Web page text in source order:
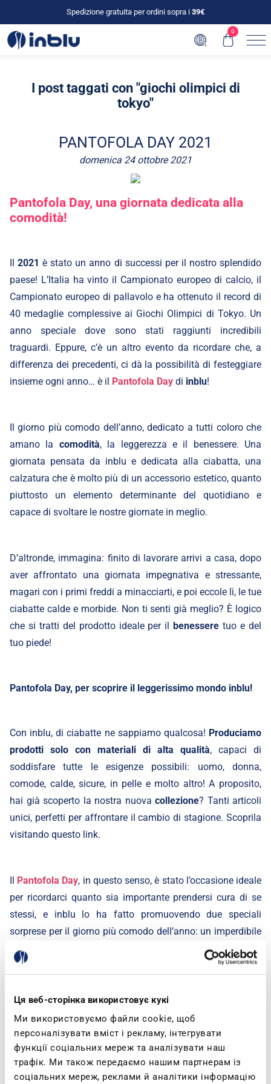
Ця веб-сторінка використовує кукі
Ми використовуємо файли cookie, щоб
персоналізувати вміст і рекламу, інтегрувати
функції соціальних мереж та аналізувати наш
трафік. Ми також передаємо нашим партнерам із
соціальних мереж, реклами й аналітики інформацію
Spedizione gratuita per ordini sopra i 39€
0
I post taggati con "giochi olimpici di
tokyo"
PANTOFOLA DAY 2021
domenica 24 ottobre 2021
Pantofola Day, una giornata dedicata alla
comodità!
Il2021 è stato un anno di successi per il nostro splendido
paese! L’Italia ha vinto il Campionato europeo di calcio, il
Campionato europeo di pallavolo e ha ottenuto il record di
40 medaglie complessive ai Giochi Olimpici di Tokyo. Un
anno speciale dove sono stati raggiunti incredibili
traguardi. Eppure, c’è un altro evento da ricordare che, a
differenza dei precedenti, ci dà la possibilità di festeggiare
insieme ogni anno… è il Pantofola Day di inblu!
Il giorno più comodo dell’anno, dedicato a tutti coloro che
amano la comodità, la leggerezza e il benessere. Una
giornata pensata da inblu e dedicata alla ciabatta, una
calzatura che è molto più di un accessorio estetico, quanto
piuttosto un elemento determinante del quotidiano e
capace di svoltare le nostre giornate in meglio.
D’altronde, immagina: finito di lavorare arrivi a casa, dopo
aver affrontato una giornata impegnativa e stressante,
magari con i primi freddi a minacciarti, e poi eccole lì, le tue
ciabatte calde e morbide. Non ti senti già meglio? È logico
che si tratti del prodotto ideale per ilbenessere tuo e del
tuo piede!
Pantofola Day, per scoprire il leggerissimo mondo inblu!
Con inblu, di ciabatte ne sappiamo qualcosa! Produciamo
prodotti solo con materiali di alta qualità, capaci di
soddisfare tutte le esigenze possibili: uomo, donna,
comode, calde, sicure, in pelle e molto altro! A proposito,
hai già scoperto la nostra nuova collezione? Tanti articoli
unici, perfetti per affrontare il cambio di stagione. Scoprila
visitando questo link.
Il Pantofola Day, in questo senso, è stato l’occasione ideale
per ricordarci quanto sia importante prendersi cura di se
stessi, e inblu lo ha fatto promuovendo due speciali
sorprese per il giorno più comodo dell’anno: un imperdibile
sconto del 20% su tutta la collezione di pantofole, presso
gli store aderenti l'iniziativa e qui sul nostro sito tramite
acquistabile online, disponibile fino a esaurimento scorte e
personalizzabile con due style tenerissimi: Pet Lover e
Mood.
Sul nostro sito un’invasione di comfort!